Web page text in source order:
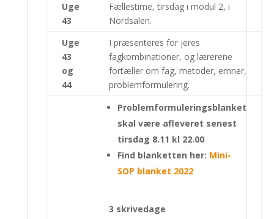
Uge
43
Fællestime, tirsdag i modul 2, i
Nordsalen.
Uge
43
og
44
I præsenteres for jeres
fagkombinationer, og lærerene
fortæller om fag, metoder, emner,
problemformulering.
Problemformuleringsblanket
skal være afleveret senest
tirsdag 8.11 kl 22.00
Find blanketten her: Mini-
SOP blanket 2022
3 skrivedage